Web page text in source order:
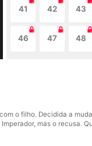
41 42 43
46 47 48
o filho. Decidida a
mas o recusa.